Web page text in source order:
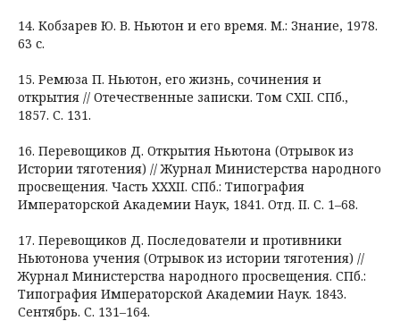
14. Кобзарев Ю. В. Ньютон и его время. М.: Знание, 1978.
63 с.
15. Ремюза П. Ньютон, его жизнь, сочинения и
открытия // Отечественные записки. Том CXII. СПб.,
1857. С. 131.
16. Перевощиков Д. Открытия Ньютона (Отрывок из
Истории тяготения) // Журнал Министерства народного
просвещения. Часть XXXII. СПб.: Типография
Императорской Академии Наук, 1841. Отд. II. С. 1–68.
17. Перевощиков Д. Последователи и противники
Ньютонова учения (Отрывок из истории тяготения) //
Журнал Министерства народного просвещения. СПб.:
Типография Императорской Академии Наук. 1843.
Сентябрь. С. 131–164.